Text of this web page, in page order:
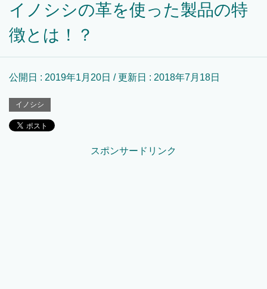
イノシシの革を使った製品の特
徴とは！？
公開日 : 2019年1月20日 / 更新日 : 2018年7月18日
イノシシ
スポンサードリンク